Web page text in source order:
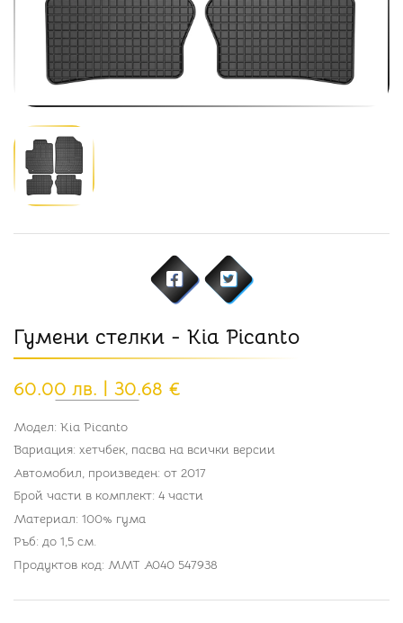
Гумени стелки - Kia Picanto
60.00 лв. | 30.68 €
Модел: Kia Picanto
Вариация: хетчбек, пасва на всички версии
Автомобил, произведен: от 2017
Брой части в комплект: 4 части
Материал: 100% гума
Ръб: до 1,5 см.
Продуктов код: MMT A040 547938